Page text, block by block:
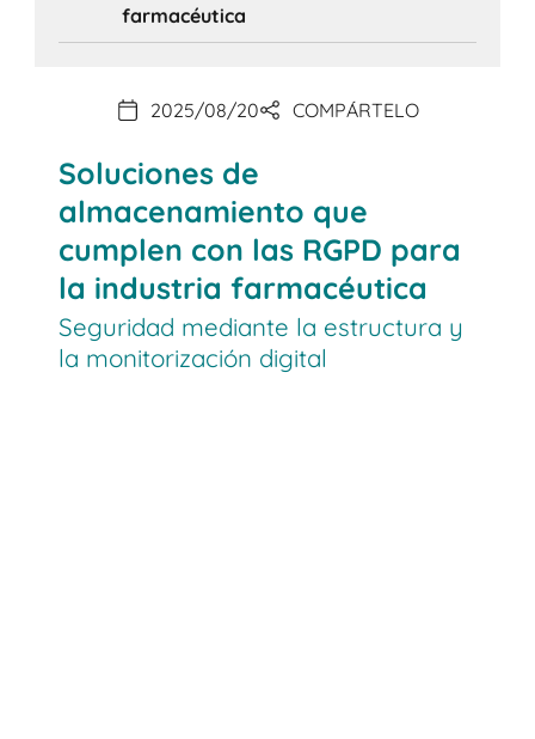
farmacéutica
2025/08/20 COMPÁRTELO
Soluciones de
almacenamiento que
cumplen con las RGPD para
la industria farmacéutica
Seguridad mediante la estructura y
la monitorización digital